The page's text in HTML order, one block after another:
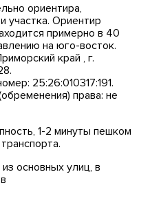
ориентира,
участка. Ориентир
примерно в 40
на юго-восток.
край , г.
25:26:010317:191.
права: не
1-2 минуты пешком
основных улиц, в